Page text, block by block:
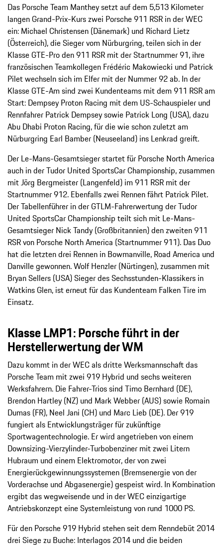
Das Porsche Team Manthey setzt auf dem 5,513 Kilometer
langen Grand-Prix-Kurs zwei Porsche 911 RSR in der WEC
ein: Michael Christensen (Dänemark) und Richard Lietz
(Österreich), die Sieger vom Nürburgring, teilen sich in der
Klasse GTE-Pro den 911 RSR mit der Startnummer 91, ihre
französischen Teamkollegen Frédéric Makowiecki und Patrick
Pilet wechseln sich im Elfer mit der Nummer 92 ab. In der
Klasse GTE-Am sind zwei Kundenteams mit dem 911 RSR am
Start: Dempsey Proton Racing mit dem US-Schauspieler und
Rennfahrer Patrick Dempsey sowie Patrick Long (USA), dazu
Abu Dhabi Proton Racing, für die wie schon zuletzt am
Nürburgring Earl Bamber (Neuseeland) ins Lenkrad greift.
Der Le-Mans-Gesamtsieger startet für Porsche North America
auch in der Tudor United SportsCar Championship, zusammen
mit Jörg Bergmeister (Langenfeld) im 911 RSR mit der
Startnummer 912. Ebenfalls zwei Rennen fährt Patrick Pilet.
Der Tabellenführer in der GTLM-Fahrerwertung der Tudor
United SportsCar Championship teilt sich mit Le-Mans-
Gesamtsieger Nick Tandy (Großbritannien) den zweiten 911
RSR von Porsche North America (Startnummer 911). Das Duo
hat die letzten drei Rennen in Bowmanville, Road America und
Danville gewonnen. Wolf Henzler (Nürtingen), zusammen mit
Bryan Sellers (USA) Sieger des Sechsstunden-Klassikers in
Watkins Glen, ist erneut für das Kundenteam Falken Tire im
Einsatz.
Klasse LMP1: Porsche führt in der
Herstellerwertung der WM
Dazu kommt in der WEC als dritte Werksmannschaft das
Porsche Team mit zwei 919 Hybrid und sechs weiteren
Werksfahrern. Die Fahrer-Trios sind Timo Bernhard (DE),
Brendon Hartley (NZ) und Mark Webber (AUS) sowie Romain
Dumas (FR), Neel Jani (CH) und Marc Lieb (DE). Der 919
fungiert als Entwicklungsträger für zukünftige
Sportwagentechnologie. Er wird angetrieben von einem
Downsizing-Vierzylinder-Turbobenziner mit zwei Litern
Hubraum und einem Elektromotor, der von zwei
Energierückgewinnungssystemen (Bremsenergie von der
Vorderachse und Abgasenergie) gespeist wird. In Kombination
ergibt das wegweisende und in der WEC einzigartige
Antriebskonzept eine Systemleistung von rund 1000 PS.
Für den Porsche 919 Hybrid stehen seit dem Renndebüt 2014
drei Siege zu Buche: Interlagos 2014 und die beiden